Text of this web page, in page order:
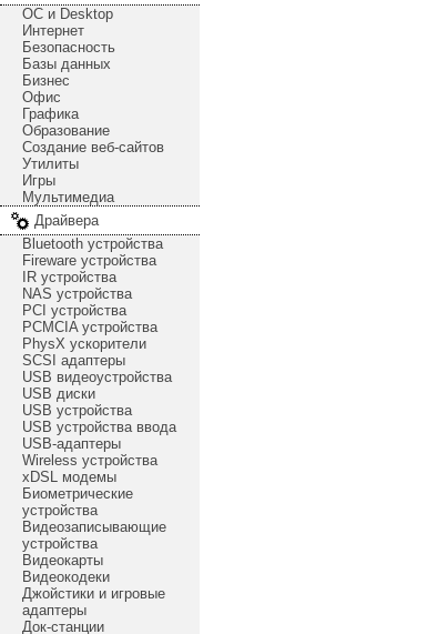
ОС и Desktop
Интернет
Безопасность
Базы данных
Бизнес
Офис
Графика
Образование
Создание веб-сайтов
Утилиты
Игры
Мультимедиа
Драйвера
Bluetooth устройства
Fireware устройства
IR устройства
NAS устройства
PCI устройства
PCMCIA устройства
PhysX ускорители
SCSI адаптеры
USB видеоустройства
USB диски
USB устройства
USB устройства ввода
USB-адаптеры
Wireless устройства
xDSL модемы
Биометрические
устройства
Видеозаписывающие
устройства
Видеокарты
Видеокодеки
Джойстики и игровые
адаптеры
Док-станции